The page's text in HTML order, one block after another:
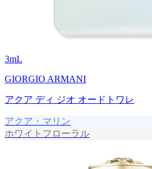
3mL
GIORGIO ARMANI
アクア ディ ジオ オードトワレ
アクア・マリン
ホワイトフローラル